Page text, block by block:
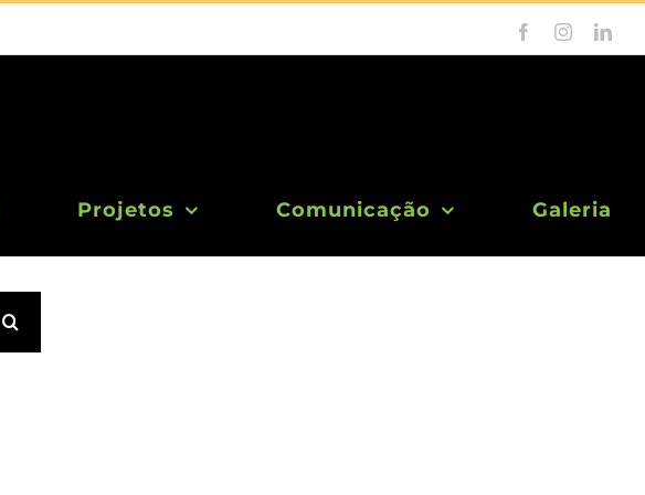
FacebookInstagram
Projetos Comunicação Galeria